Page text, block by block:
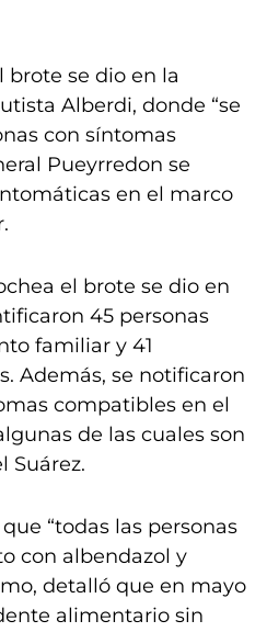
brote se dio en la
Alberdi, donde “se
con síntomas
Pueyrredon se
en el marco
el brote se dio en
45 personas
familiar y 41
Además, se notificaron
compatibles en el
de las cuales son
Suárez.
“todas las personas
con albendazol y
detalló que en mayo
alimentario sin